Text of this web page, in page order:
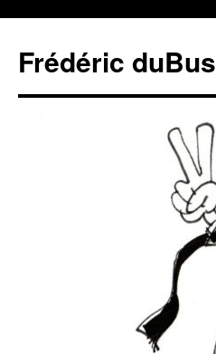
Frédéric duBus